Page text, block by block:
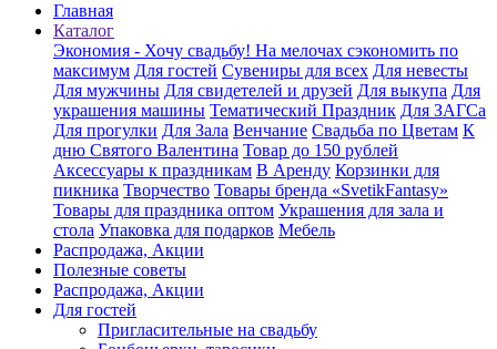
Главная
Каталог
Экономия - Хочу свадьбу! На мелочах сэкономить по
максимум Для гостей Сувениры для всех Для невесты
Для мужчины Для свидетелей и друзей Для выкупа Для
украшения машины Тематический Праздник Для ЗАГСа
Для прогулки Для Зала Венчание Свадьба по Цветам К
дню Святого Валентина Товар до 150 рублей
Аксессуары к праздникам В Аренду Корзинки для
пикника Творчество Товары бренда «SvetikFantasy»
Товары для праздника оптом Украшения для зала и
стола Упаковка для подарков Мебель
Распродажа, Акции
Полезные советы
Распродажа, Акции
Для гостей
Пригласительные на свадьбу